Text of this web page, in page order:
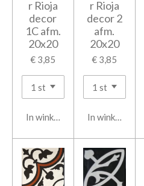
r Rioja
decor
1C afm.
20x20
€ 3,85
In winkelwagen
r Rioja
decor 2
afm.
20x20
€ 3,85
In winkelwagen